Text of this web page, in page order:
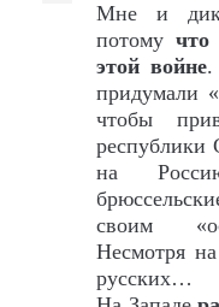
Мне и
потому что
этой войне.
придумали
чтобы
на
своим
Несмотря
русских…